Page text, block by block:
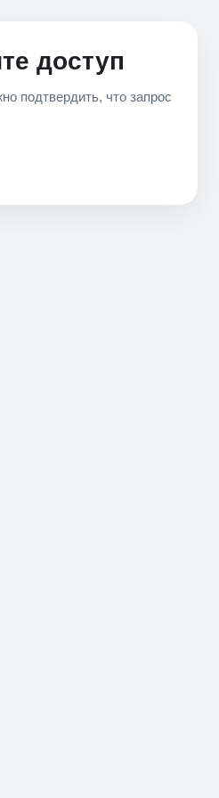
доступ
подтвердить, что запрос